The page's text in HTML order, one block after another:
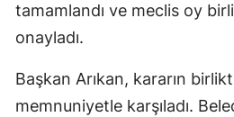
tamamlandı ve meclis oy
onayladı.
Başkan Arıkan, kararın
memnuniyetle karşıladı.